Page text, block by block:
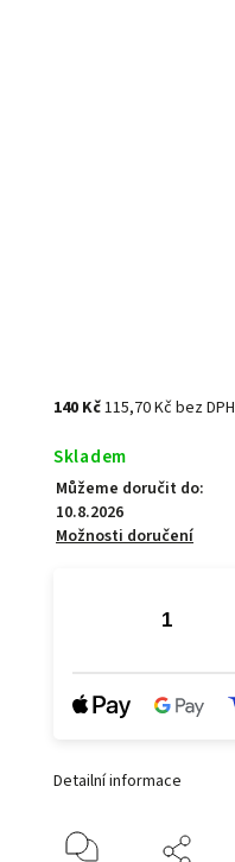
140 Kč115,70 Kč bez DPH
Skladem
Můžeme doručit do:
10.8.2026
Možnosti doručení
Detailní informace